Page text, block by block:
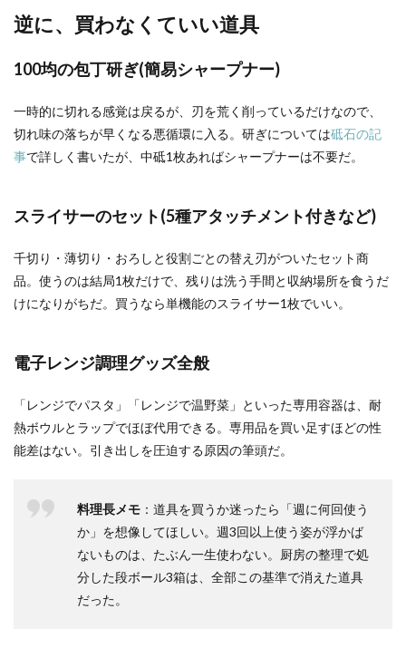
逆に、買わなくていい道具
100均の包丁研ぎ(簡易シャープナー)
一時的に切れる感覚は戻るが、刃を荒く削っているだけなので、
切れ味の落ちが早くなる悪循環に入る。研ぎについては砥石の記
事で詳しく書いたが、中砥1枚あればシャープナーは不要だ。
スライサーのセット(5種アタッチメント付きなど)
千切り・薄切り・おろしと役割ごとの替え刃がついたセット商
品。使うのは結局1枚だけで、残りは洗う手間と収納場所を食うだ
けになりがちだ。買うなら単機能のスライサー1枚でいい。
電子レンジ調理グッズ全般
「レンジでパスタ」「レンジで温野菜」といった専用容器は、耐
熱ボウルとラップでほぼ代用できる。専用品を買い足すほどの性
能差はない。引き出しを圧迫する原因の筆頭だ。
料理長メモ ：道具を買うか迷ったら「週に何回使う
か」を想像してほしい。週3回以上使う姿が浮かば
ないものは、たぶん一生使わない。厨房の整理で処
分した段ボール3箱は、全部この基準で消えた道具
だった。